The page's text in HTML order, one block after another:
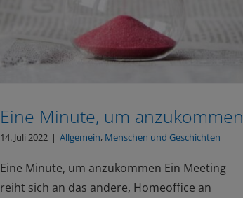
Eine Minute, um anzukommen
14. Juli 2022 | Allgemein, Menschen und Geschichten
Eine Minute, um anzukommen Ein Meeting
reiht sich an das andere, Homeoffice an